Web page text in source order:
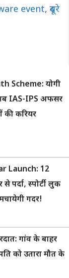
event, दूसरे
Scheme: योगी
IAS-IPS अफसर
की करियर
Launch: 12
पर्दा, स्पोर्टी लुक
गदर!
गांव के बाहर
को उतारा मौत के